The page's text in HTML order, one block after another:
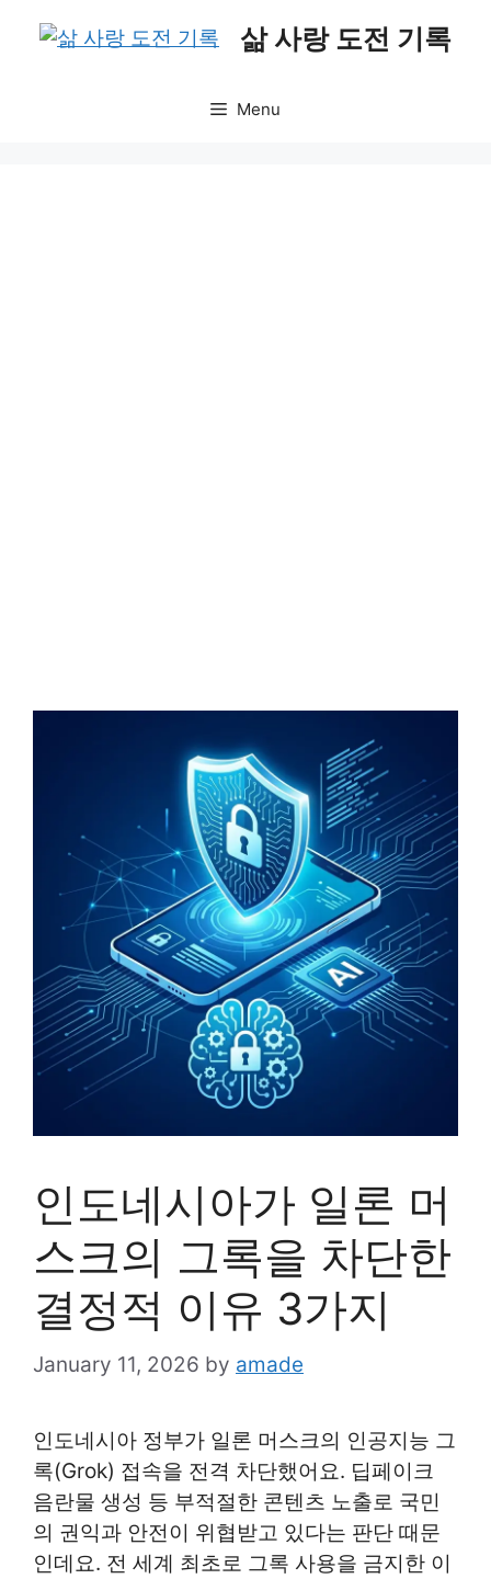
삶 사랑 도전 기록
Menu
인도네시아가 일론 머
스크의 그록을 차단한
결정적 이유 3가지
January 11, 2026 by amade
인도네시아 정부가 일론 머스크의 인공지능 그
록(Grok) 접속을 전격 차단했어요. 딥페이크
음란물 생성 등 부적절한 콘텐츠 노출로 국민
의 권익과 안전이 위협받고 있다는 판단 때문
인데요. 전 세계 최초로 그록 사용을 금지한 이